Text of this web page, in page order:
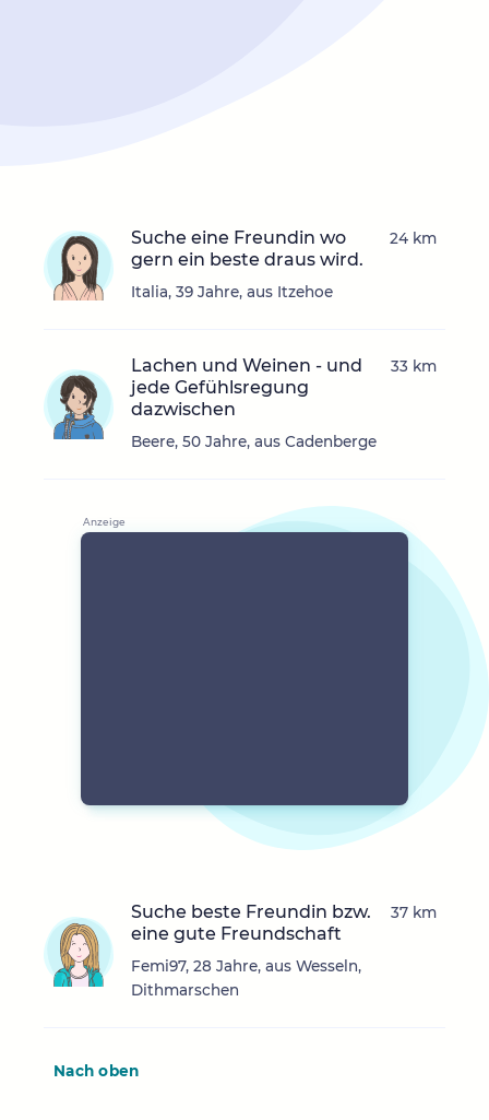
Suche eine Freundin wo
gern ein beste draus wird.
Italia, 39 Jahre, aus Itzehoe
24 km
Lachen und Weinen - und
jede Gefühlsregung
dazwischen
Beere, 50 Jahre, aus Cadenberge
33 km
Suche beste Freundin bzw.
eine gute Freundschaft
Femi97, 28 Jahre, aus Wesseln,
Dithmarschen
37 km
Nach oben